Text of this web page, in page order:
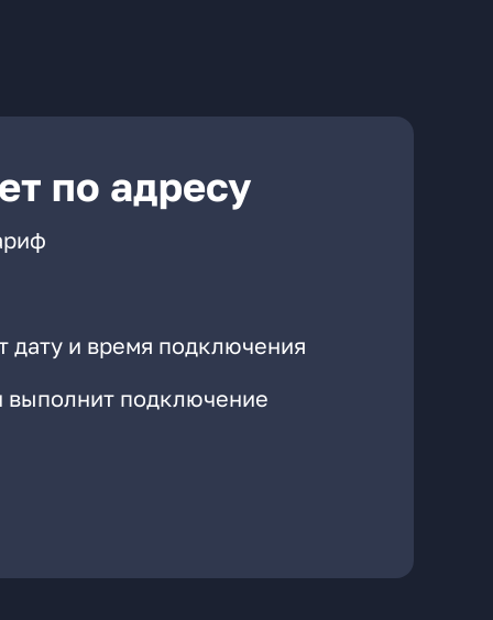
по адресу
дату и время подключения
выполнит подключение